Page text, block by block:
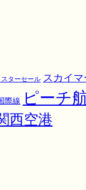
スターセール スカイマ
際線 ピーチ
西空港